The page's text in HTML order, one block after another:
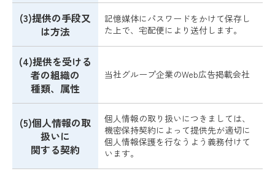
(3)提供の手段又
は方法
記憶媒体にパスワードをかけて保存し
た上で、宅配便により送付します。
(4)提供を受ける
者の組織の
種類、属性
当社グループ企業のWeb広告掲載会社
(5)個人情報の取
扱いに
関する契約
個人情報の取り扱いにつきましては、
機密保持契約によって提供先が適切に
個人情報保護を行なうよう義務付けて
います。